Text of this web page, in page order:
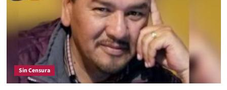
Sin Censura